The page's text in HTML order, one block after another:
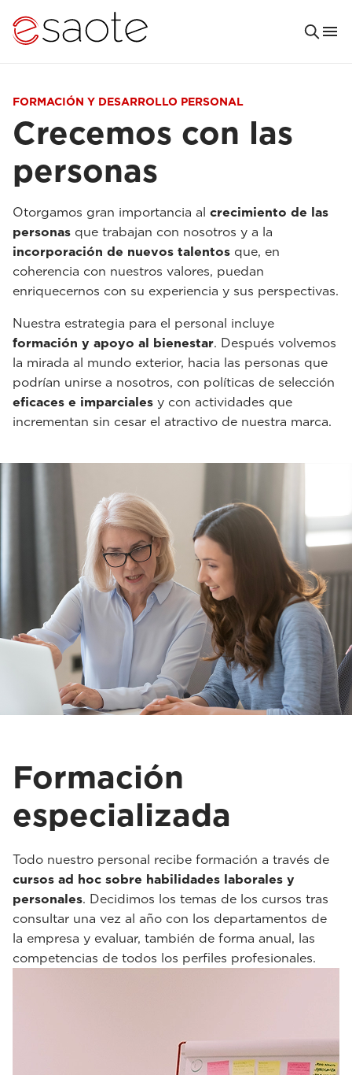
FORMACIÓN Y DESARROLLO PERSONAL
Crecemos con las
personas
Otorgamos gran importancia al crecimiento de las
personas que trabajan con nosotros y a la
incorporación de nuevos talentos que, en
coherencia con nuestros valores, puedan
enriquecernos con su experiencia y sus perspectivas.
Nuestra estrategia para el personal incluye
formación y apoyo al bienestar. Después volvemos
la mirada al mundo exterior, hacia las personas que
podrían unirse a nosotros, con políticas de selección
eficaces e imparciales y con actividades que
incrementan sin cesar el atractivo de nuestra marca.
Formación
especializada
Todo nuestro personal recibe formación a través de
cursos ad hoc sobre habilidades laborales y
personales. Decidimos los temas de los cursos tras
consultar una vez al año con los departamentos de
la empresa y evaluar, también de forma anual, las
competencias de todos los perfiles profesionales.